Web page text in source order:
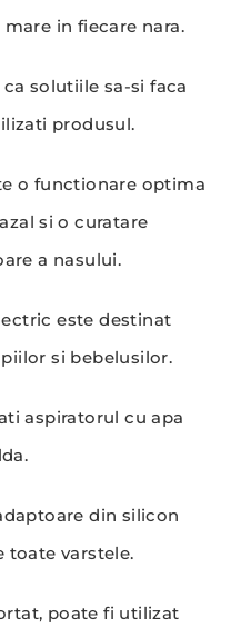
in fiecare nara.
solutiile sa-si faca
produsul.
o functionare optima
si o curatare
a nasului.
este destinat
si bebelusilor.
aspiratorul cu apa
din silicon
toate varstele.
poate fi utilizat